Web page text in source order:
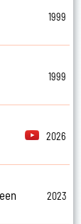
1999
1999
2026
2023